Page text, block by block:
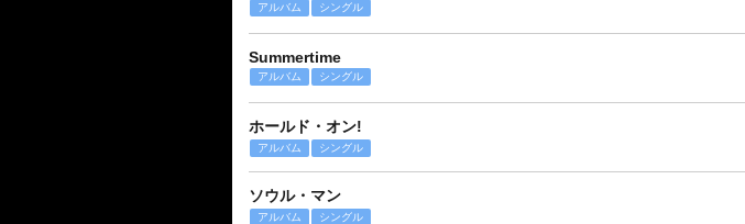
アルバム シングル
Summertime
アルバム シングル
ホールド・オン!
アルバム シングル
ソウル・マン
アルバム シングル